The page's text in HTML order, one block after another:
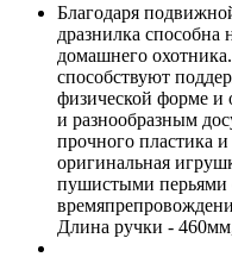
Благодаря
дразнилка способна
домашнего
способствуют
физической форме и
и разнообразным
прочного пластика
оригинальная
пушистыми перьями
Длина ручки -